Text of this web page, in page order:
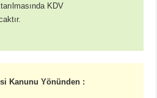
KDV
Kanunu Yönünden :